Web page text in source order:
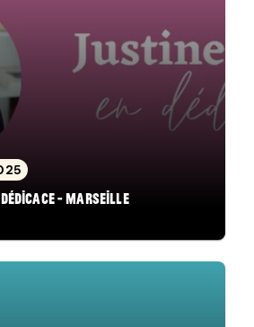
- Marseille